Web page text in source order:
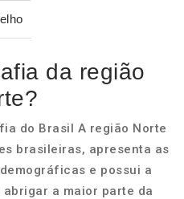
da região
do Brasil A região Norte
brasileiras, apresenta as
e possui a
a maior parte da